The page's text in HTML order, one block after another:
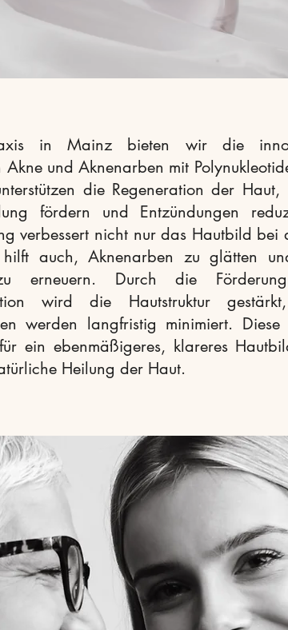
in Mainz bieten wir die
Akne und Aknenarben mit
die Regeneration der Haut,
fördern und Entzündungen
verbessert nicht nur das Hautbild bei
auch, Aknenarben zu glätten
erneuern. Durch die
wird die Hautstruktur
werden langfristig minimiert. Diese
ein ebenmäßigeres, klareres
Heilung der Haut.